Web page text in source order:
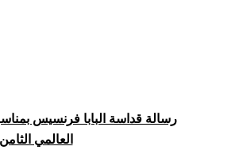
رسالة قداسة البابا فرنسيس
العالمي